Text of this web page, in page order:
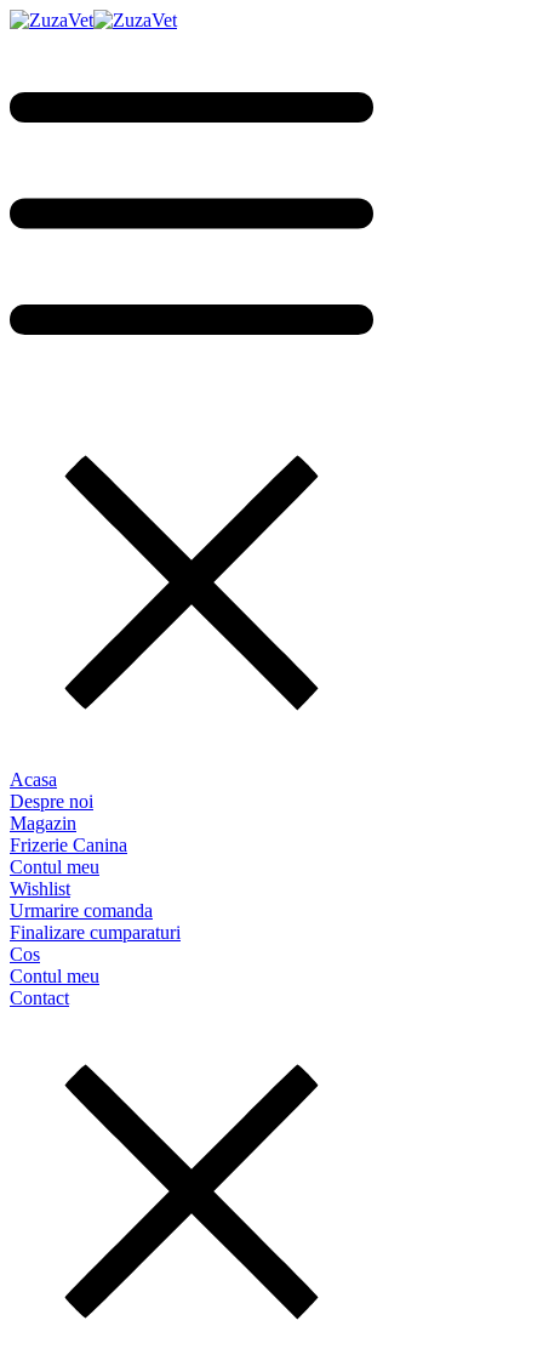
Acasa
Despre noi
Magazin
Frizerie Canina
Contul meu
Wishlist
Urmarire comanda
Finalizare cumparaturi
Cos
Contul meu
Contact